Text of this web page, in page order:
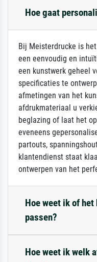
Hoe gaat
Bij Meisterdrucke is
een eenvoudig en
een kunstwerk geheel
specificaties te
afmetingen van het
afdrukmateriaal u
beglazing of laat het
eveneens
partouts,
klantendienst staat
ontwerpen van het
Hoe weet ik of
passen?
Hoe weet ik welk